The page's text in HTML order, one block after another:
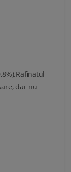
dar nu